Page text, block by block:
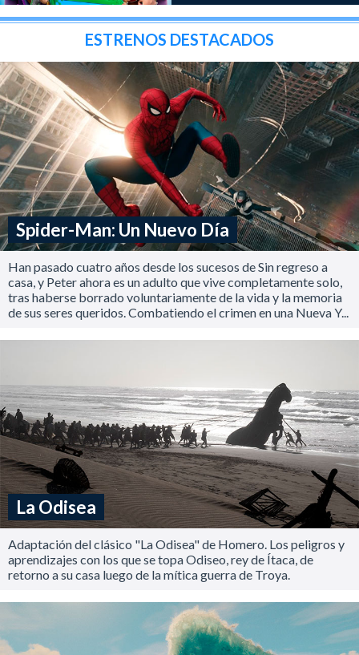
ESTRENOS DESTACADOS
Spider-Man: Un Nuevo Día
Han pasado cuatro años desde los sucesos de Sin regreso a
casa, y Peter ahora es un adulto que vive completamente solo,
tras haberse borrado voluntariamente de la vida y la memoria
de sus seres queridos. Combatiendo el crimen en una Nueva Y...
La Odisea
Adaptación del clásico "La Odisea" de Homero. Los peligros y
aprendizajes con los que se topa Odiseo, rey de Ítaca, de
retorno a su casa luego de la mítica guerra de Troya.